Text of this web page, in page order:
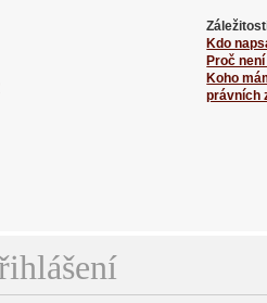
Kdo
Proč
Koho
právních